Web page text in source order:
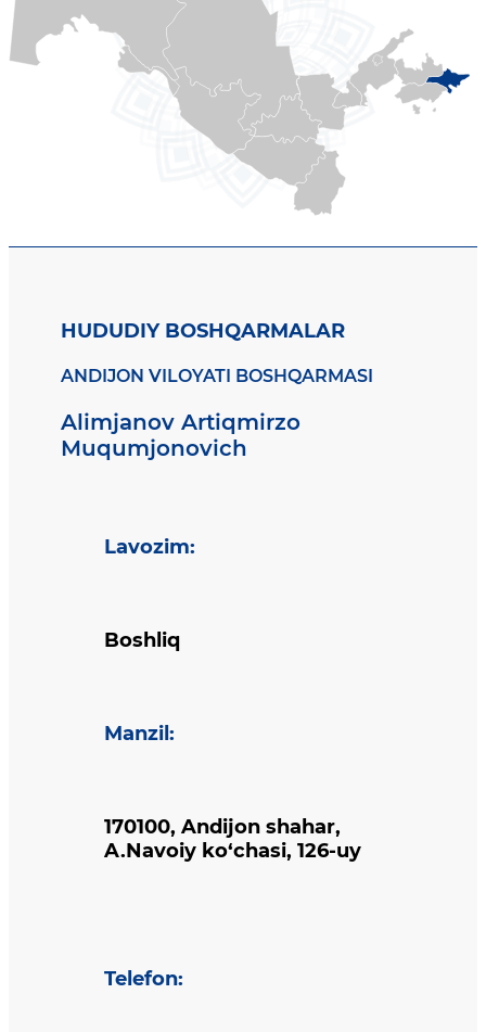
HUDUDIY BOSHQARMALAR
ANDIJON VILOYATI BOSHQARMASI
Alimjanov Artiqmirzo
Muqumjonovich
Lavozim:
Boshliq
Manzil :
170100, Andijon shahar,
A.Navoiy ko‘chasi, 126-uy
Telefon: